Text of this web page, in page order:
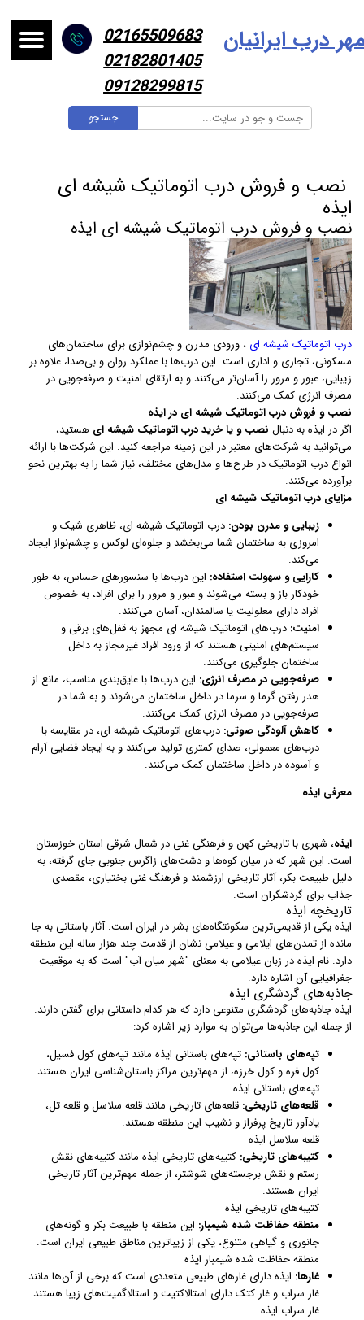
جستجو
درب ایرانیان
02165509683
02182801405
09128299815
​ نصب و فروش درب اتوماتیک شیشه ای
ایذه ​
نصب و فروش درب اتوماتیک شیشه ای ایذه
درب اتوماتیک شیشه ای ، ورودی مدرن و چشم‌نوازی برای ساختمان‌های
مسکونی، تجاری و اداری است. این درب‌ها با عملکرد روان و بی‌صدا، علاوه بر
زیبایی، عبور و مرور را آسان‌تر می‌کنند و به ارتقای امنیت و صرفه‌جویی در
مصرف انرژی کمک می‌کنند.
نصب و فروش درب اتوماتیک شیشه ای در ایذه
اگر در ایذه به دنبال نصب و یا خرید درب اتوماتیک شیشه ای هستید،
می‌توانید به شرکت‌های معتبر در این زمینه مراجعه کنید. این شرکت‌ها با ارائه
انواع درب اتوماتیک در طرح‌ها و مدل‌های مختلف، نیاز شما را به بهترین نحو
برآورده می‌کنند.
مزایای درب اتوماتیک شیشه ای
زیبایی و مدرن بودن: درب اتوماتیک شیشه ای، ظاهری شیک و
امروزی به ساختمان شما می‌بخشد و جلوه‌ای لوکس و چشم‌نواز ایجاد
می‌کند.
کارایی و سهولت استفاده: این درب‌ها با سنسورهای حساس، به طور
خودکار باز و بسته می‌شوند و عبور و مرور را برای افراد، به خصوص
افراد دارای معلولیت یا سالمندان، آسان می‌کنند.
امنیت: درب‌های اتوماتیک شیشه ای مجهز به قفل‌های برقی و
سیستم‌های امنیتی هستند که از ورود افراد غیرمجاز به داخل
ساختمان جلوگیری می‌کنند.
صرفه‌جویی در مصرف انرژی: این درب‌ها با عایق‌بندی مناسب، مانع از
هدر رفتن گرما و سرما در داخل ساختمان می‌شوند و به شما در
صرفه‌جویی در مصرف انرژی کمک می‌کنند.
کاهش آلودگی صوتی: درب‌های اتوماتیک شیشه ای، در مقایسه با
درب‌های معمولی، صدای کمتری تولید می‌کنند و به ایجاد فضایی آرام
و آسوده در داخل ساختمان کمک می‌کنند.
معرفی ایذه
ایذه، شهری با تاریخی کهن و فرهنگی غنی در شمال شرقی استان خوزستان
است. این شهر که در میان کوه‌ها و دشت‌های زاگرس جنوبی جای گرفته، به
دلیل طبیعت بکر، آثار تاریخی ارزشمند و فرهنگ غنی بختیاری، مقصدی
جذاب برای گردشگران است.
تاریخچه ایذه
ایذه یکی از قدیمی‌ترین سکونتگاه‌های بشر در ایران است. آثار باستانی به جا
مانده از تمدن‌های ایلامی و عیلامی نشان از قدمت چند هزار ساله این منطقه
دارد. نام ایذه در زبان عیلامی به معنای "شهر میان آب" است که به موقعیت
جغرافیایی آن اشاره دارد.
جاذبه‌های گردشگری ایذه
ایذه جاذبه‌های گردشگری متنوعی دارد که هر کدام داستانی برای گفتن دارند.
از جمله این جاذبه‌ها می‌توان به موارد زیر اشاره کرد:
تپه‌های باستانی: تپه‌های باستانی ایذه مانند تپه‌های کول فسیل،
کول فره و کول خرزه، از مهم‌ترین مراکز باستان‌شناسی ایران هستند.
تپه‌های باستانی ایذه
قلعه‌های تاریخی: قلعه‌های تاریخی مانند قلعه سلاسل و قلعه تل،
یادآور تاریخ پرفراز و نشیب این منطقه هستند.
قلعه سلاسل ایذه
کتیبه‌های تاریخی: کتیبه‌های تاریخی ایذه مانند کتیبه‌های نقش
رستم و نقش برجسته‌های شوشتر، از جمله مهم‌ترین آثار تاریخی
ایران هستند.
کتیبه‌های تاریخی ایذه
منطقه حفاظت شده شیمبار: این منطقه با طبیعت بکر و گونه‌های
جانوری و گیاهی متنوع، یکی از زیباترین مناطق طبیعی ایران است.
منطقه حفاظت شده شیمبار ایذه
غارها: ایذه دارای غارهای طبیعی متعددی است که برخی از آن‌ها مانند
غار سراب و غار کتک دارای استالاکتیت و استالاگمیت‌های زیبا هستند.
غار سراب ایذه